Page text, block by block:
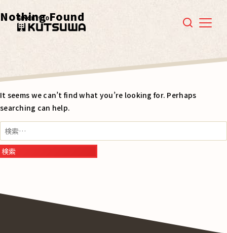
Menu
Nothing Found
It seems we can’t find what you’re looking for. Perhaps
searching can help.
検
索: